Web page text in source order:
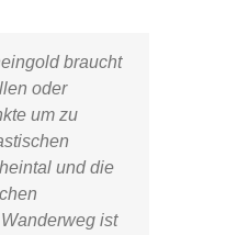
braucht
oder
um zu
und die
ist